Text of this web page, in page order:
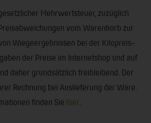
Mehrwertsteuer, zuzüglich
vom Warenkorb zur
Wiegeergebnissen bei der Kilopreis-
der Preise im Internetshop und auf
daher grundsätzlich freibleibend. Der
Rechnung bei Auslieferung der Ware.
finden Sie hier